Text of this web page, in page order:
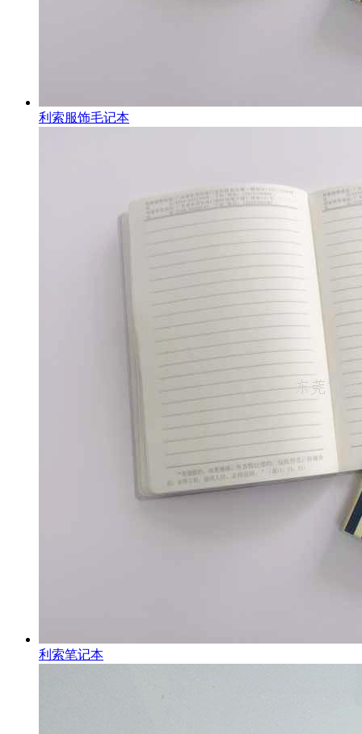
利索服饰毛记本
利索笔记本